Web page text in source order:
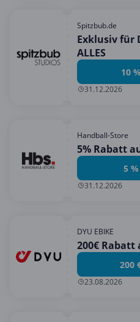
Spitzbub.de
Exklusiv für
ALLES
10
31.12.2026
Handball-Store
5% Rabatt
5
31.12.2026
DYU EBIKE
200€ Rabatt
200
23.08.2026